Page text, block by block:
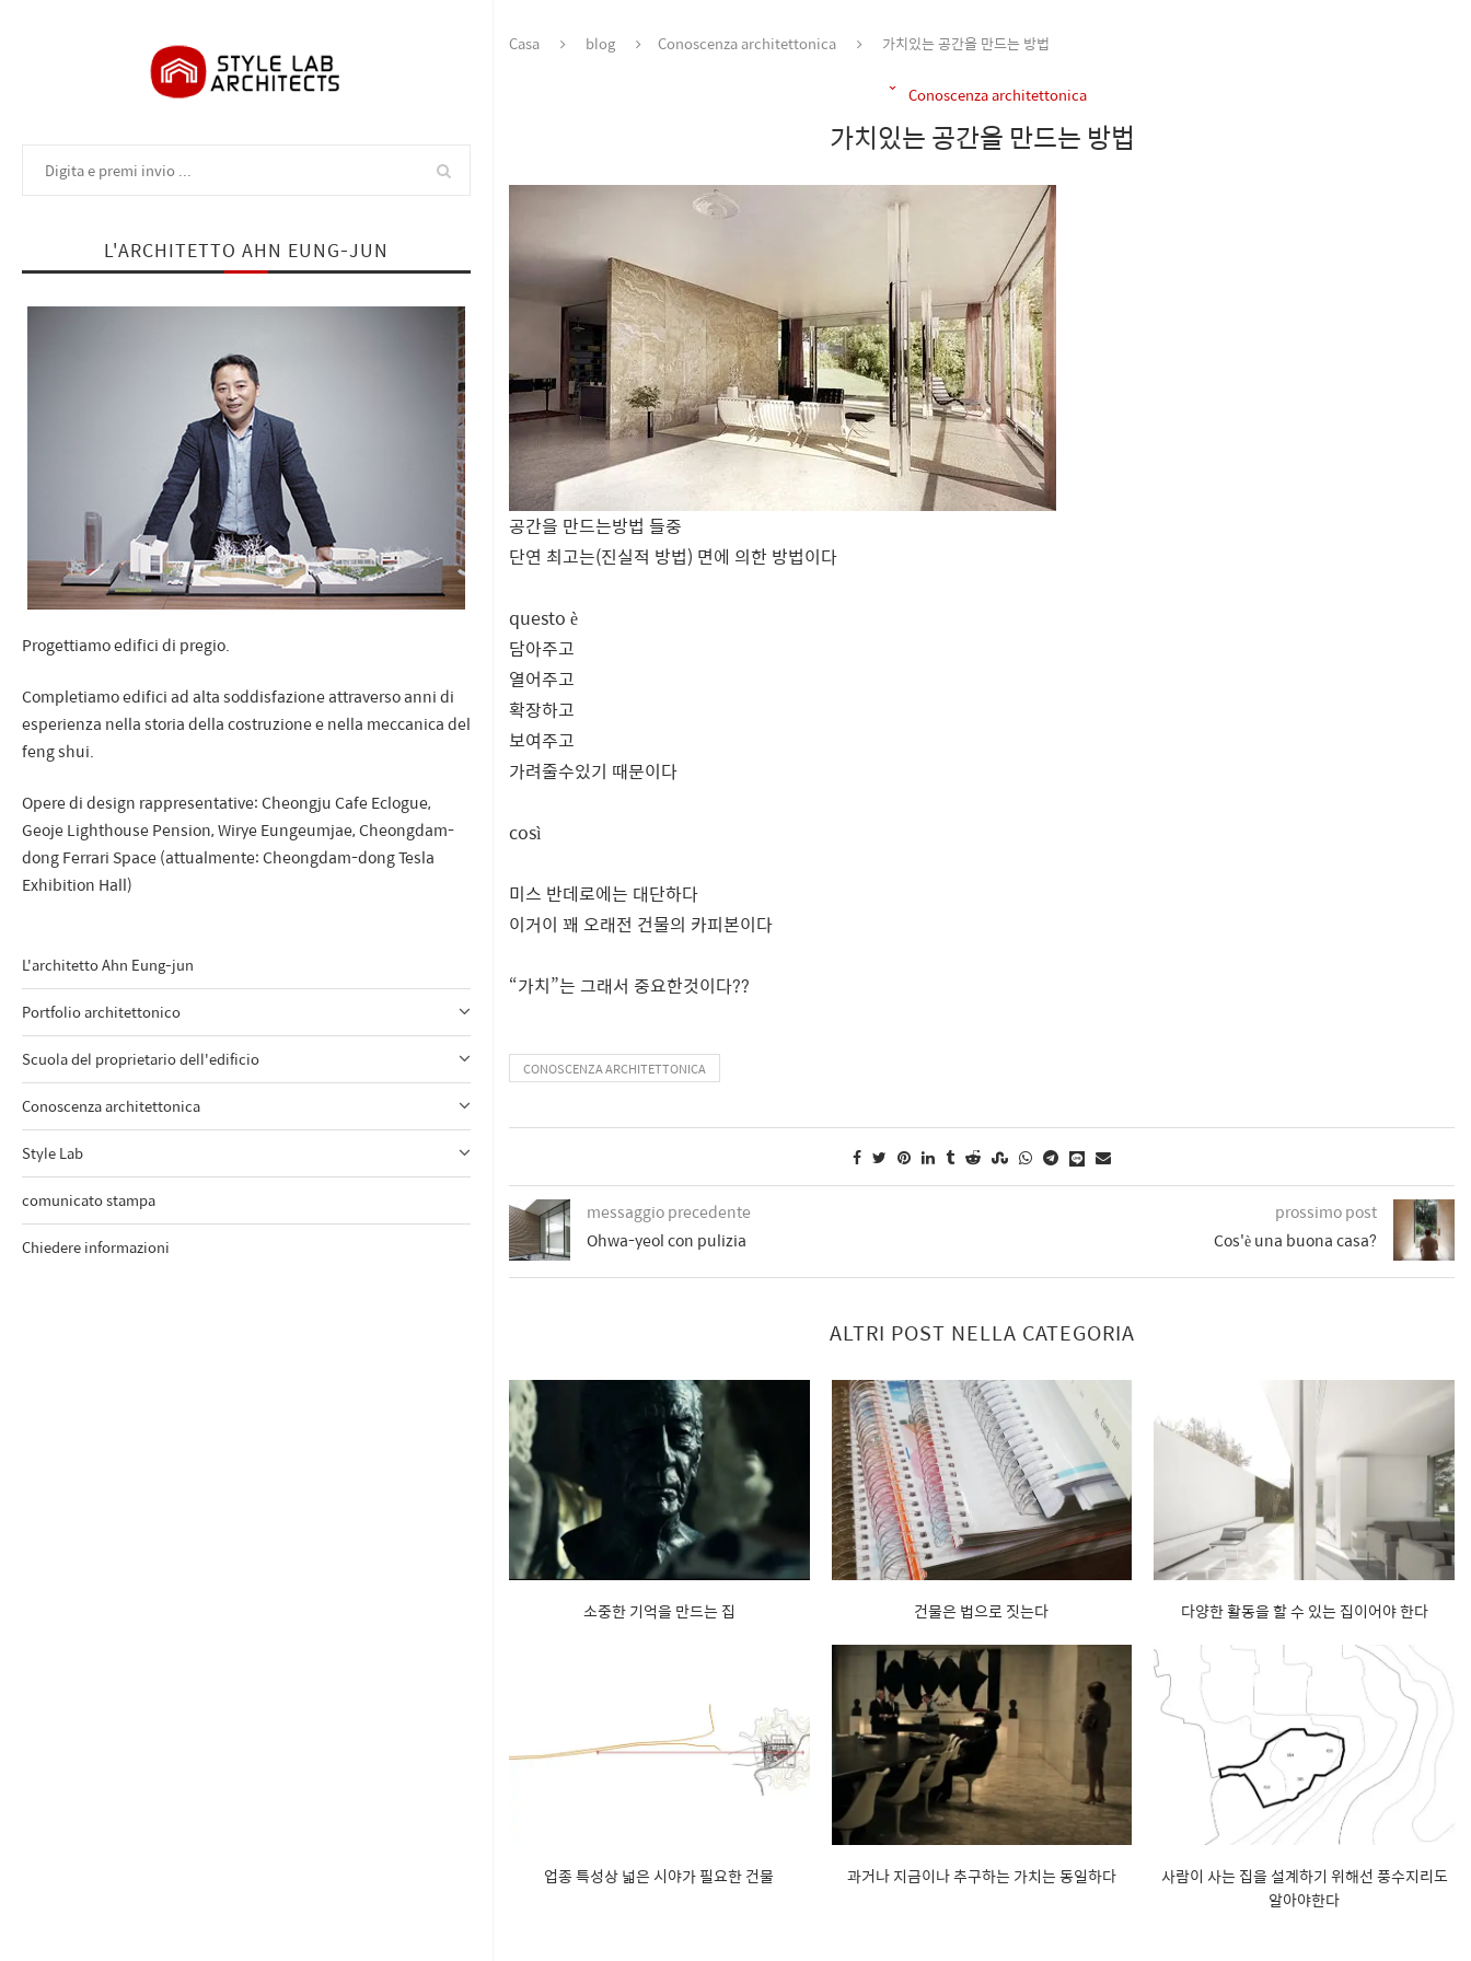
L'ARCHITETTO AHN EUNG-JUN
Progettiamo edifici di pregio.
Completiamo edifici ad alta soddisfazione attraverso anni di
esperienza nella storia della costruzione e nella meccanica del
feng shui.
Opere di design rappresentative: Cheongju Cafe Eclogue,
Geoje Lighthouse Pension, Wirye Eungeumjae, Cheongdam-
dong Ferrari Space (attualmente: Cheongdam-dong Tesla
Exhibition Hall)
L'architetto Ahn Eung-jun
Portfolio architettonico
Scuola del proprietario dell'edificio
Conoscenza architettonica
Style Lab
comunicato stampa
Chiedere informazioni
Casa blog Conoscenza architettonica 가치있는 공간을 만드는 방법
Conoscenza architettonica
가치있는 공간을 만드는 방법
공간을 만드는방법 들중
단연 최고는(진실적 방법) 면에 의한 방법이다
questo è
담아주고
열어주고
확장하고
보여주고
가려줄수있기 때문이다
così
미스 반데로에는 대단하다
이거이 꽤 오래전 건물의 카피본이다
“가치”는 그래서 중요한것이다??
CONOSCENZA ARCHITETTONICA
messaggio precedente
Ohwa-yeol con pulizia
prossimo post
Cos'è una buona casa?
ALTRI POST NELLA CATEGORIA
소중한 기억을 만드는 집 건물은 법으로 짓는다 다양한 활동을 할 수 있는 집이어야 한다
업종 특성상 넓은 시야가 필요한 건물 과거나 지금이나 추구하는 가치는 동일하다
사람이 사는 집을 설계하기 위해선 풍수지리도
알아야한다